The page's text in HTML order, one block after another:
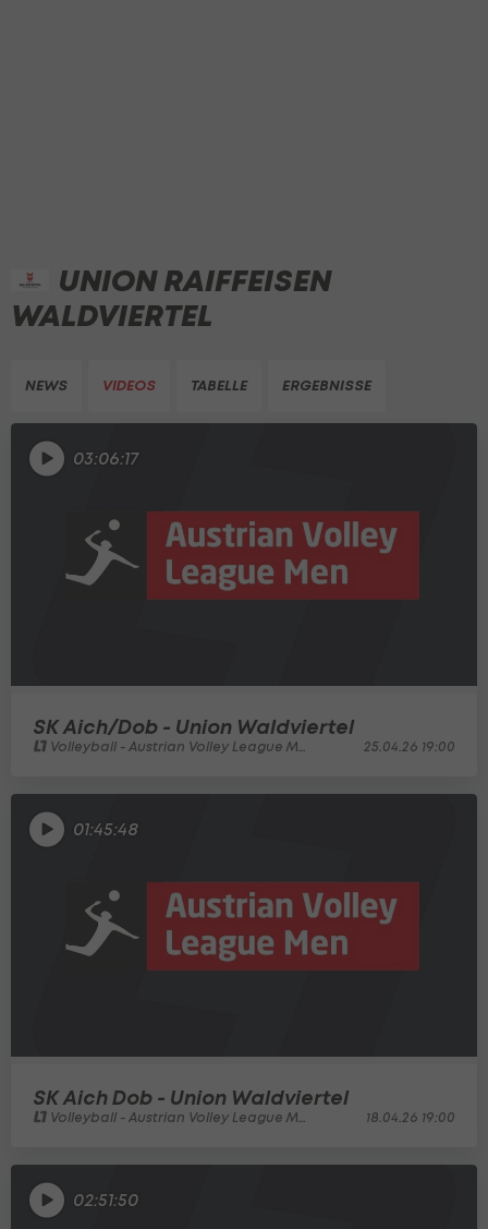
UNION RAIFFEISEN
WALDVIERTEL
NEWS VIDEOS TABELLE ERGEBNISSE
03:06:17
SK Aich/Dob - Union Waldviertel
Volleyball - Austrian Volley League Men 25.04.26 19:00
01:45:48
SK Aich Dob - Union Waldviertel
Volleyball - Austrian Volley League Men 18.04.26 19:00
02:51:50